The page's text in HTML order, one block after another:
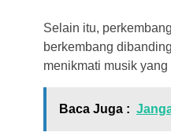
Selain itu,
berkembang
menikmati musik
Baca Juga :